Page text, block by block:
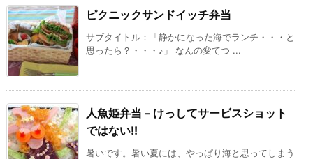
ピクニックサンドイッチ弁当
サブタイトル：「静かになった海でランチ・・・と
思ったら？・・・♪」 なんの変てつ ...
人魚姫弁当 – けっしてサービスショット
ではない!!
暑いです。暑い夏には、やっぱり海と思ってしまう